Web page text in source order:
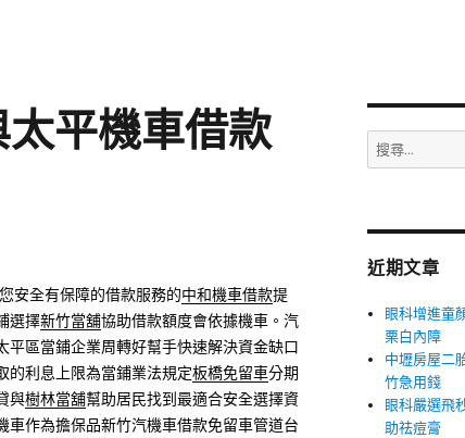
平機車借款
安全有保障的借款服務的中和機車借款提
選擇新竹當舖協助借款額度會依據機車。汽
平區當鋪企業周轉好幫手快速解決資金缺口
的利息上限為當鋪業法規定板橋免留車分期
與樹林當舖幫助居民找到最適合安全選擇資
車作為擔保品新竹汽機車借款免留車管道台
搜
尋
字:
近期文章
眼科增進童
栗白內障
中壢房屋二
竹急用錢
眼科嚴選飛
助祛痘膏